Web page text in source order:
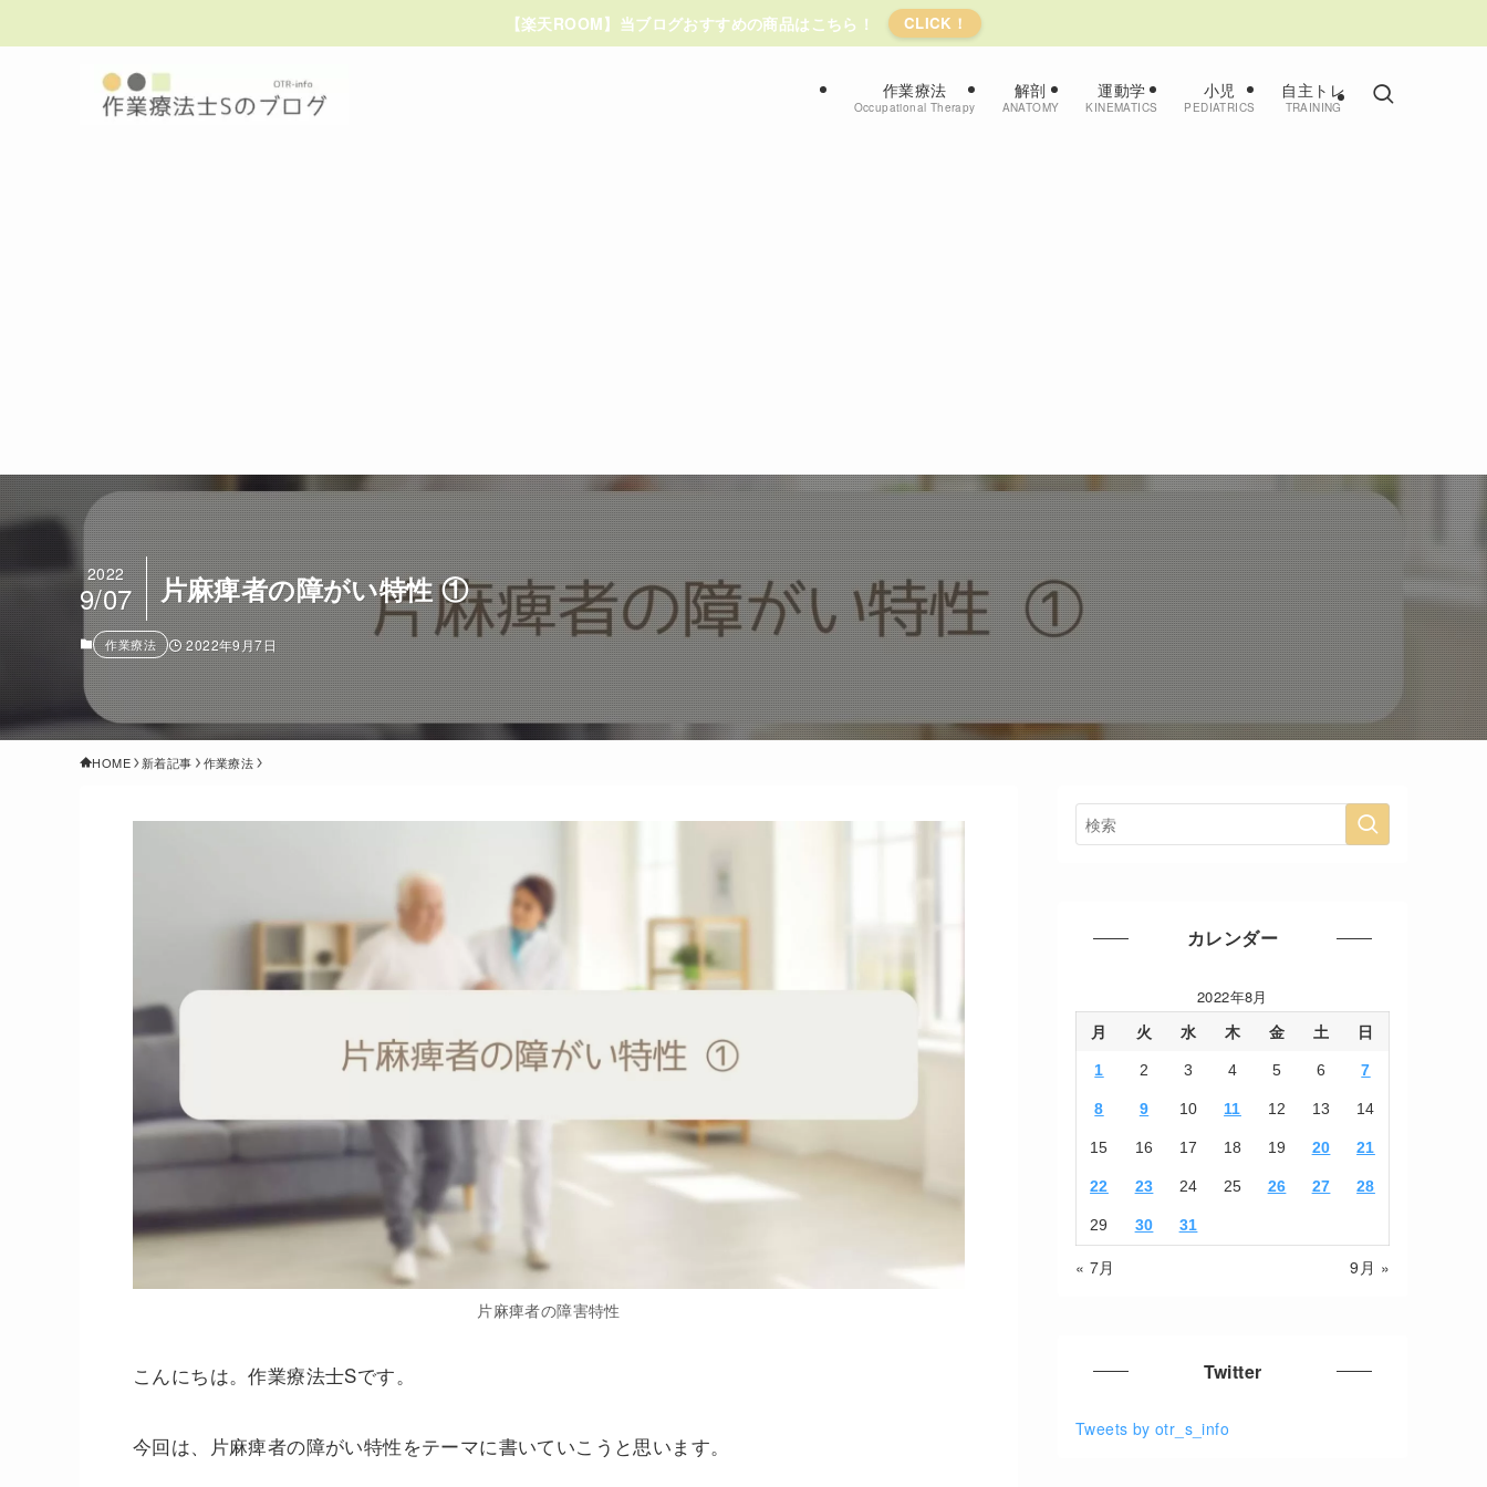
【楽天ROOM】当ブログおすすめの商品はこちら！ CLICK！
作業療法
Occupational Therapy
解剖
ANATOMY
運動学
KINEMATICS
小児
PEDIATRICS
自主トレ
TRAINING
片麻痺者の障がい特性 ①
2022
9/07
作業療法 2022年9月7日
HOME 新着記事 作業療法
片麻痺者の障害特性
こんにちは。作業療法士Sです。
今回は、片麻痺者の障がい特性をテーマに書いていこうと思います。
カレンダー
2022年8月
月 火 水 木 金 土 日
1 2 3 4 5 6 7
8 9 10 11 12 13 14
15 16 17 18 19 20 21
22 23 24 25 26 27 28
29 30 31
« 7月 9月 »
Twitter
Tweets by otr_s_info